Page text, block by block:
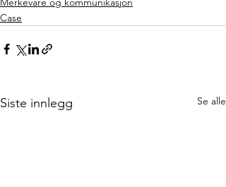
Case
Siste innlegg Se alle